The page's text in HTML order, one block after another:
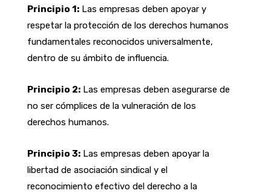
Principio 1: Las empresas deben apoyar y
respetar la protección de los derechos humanos
fundamentales reconocidos universalmente,
dentro de su ámbito de influencia.
Principio 2: Las empresas deben asegurarse de
no ser cómplices de la vulneración de los
derechos humanos.
Principio 3: Las empresas deben apoyar la
libertad de asociación sindical y el
reconocimiento efectivo del derecho a la